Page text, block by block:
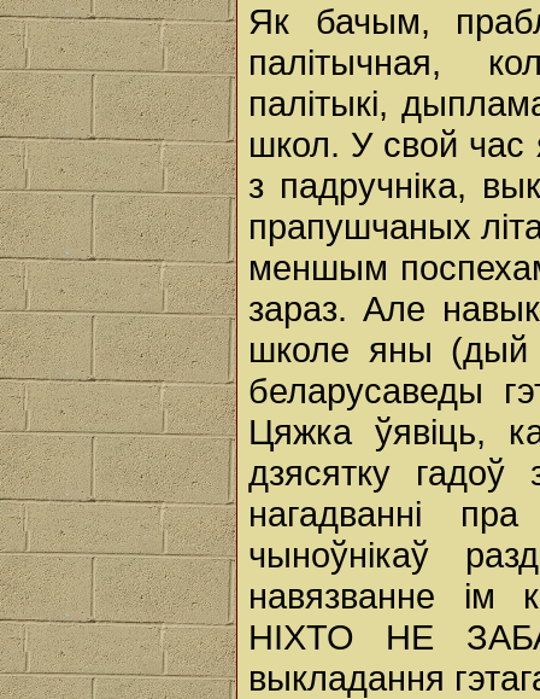
Як бачым,
палітычная,
палітыкі,
школ. У свой час
з падручніка,
прапушчаных
меншым
зараз. Але
школе яны (дый
беларусаведы
Цяжка ўявіць,
дзясятку
нагадванні
чыноўнікаў
навязванне ім
НІХТО НЕ
выкладання